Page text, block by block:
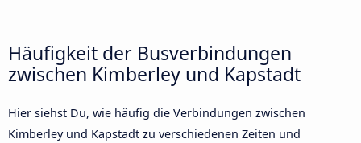
Häufigkeit der Busverbindungen
zwischen Kimberley und Kapstadt
Hier siehst Du, wie häufig die Verbindungen zwischen
Kimberley und Kapstadt zu verschiedenen Zeiten und